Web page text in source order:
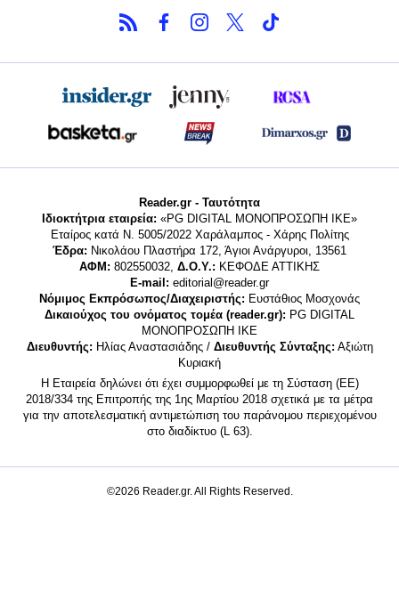
Reader.gr - Ταυτότητα
Ιδιοκτήτρια εταιρεία: «PG DIGITAL MONΟΠΡΟΣΩΠΗ ΙΚΕ»
Εταίρος κατά Ν. 5005/2022 Χαράλαμπος - Χάρης Πολίτης
Έδρα: Νικολάου Πλαστήρα 172, Άγιοι Ανάργυροι, 13561
ΑΦΜ: 802550032, Δ.Ο.Υ.: ΚΕΦΟΔΕ ΑΤΤΙΚΗΣ
E-mail: editorial@reader.gr
Νόμιμος Εκπρόσωπος/Διαχειριστής: Ευστάθιος Μοσχονάς
Δικαιούχος του ονόματος τομέα (reader.gr): PG DIGITAL
MONΟΠΡΟΣΩΠΗ ΙΚΕ
Διευθυντής: Ηλίας Αναστασιάδης / Διευθυντής Σύνταξης: Αξιώτη
Κυριακή
Η Εταιρεία δηλώνει ότι έχει συμμορφωθεί με τη Σύσταση (ΕΕ)
2018/334 της Επιτροπής της 1ης Μαρτίου 2018 σχετικά με τα μέτρα
για την αποτελεσματική αντιμετώπιση του παράνομου περιεχομένου
στο διαδίκτυο (L 63).
©2026 Reader.gr. All Rights Reserved.